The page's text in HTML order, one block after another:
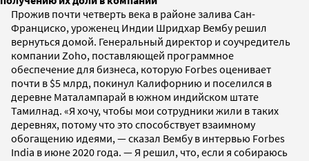
Прожив почти четверть века в районе залива Сан-
Франциско, уроженец Индии Шридхар Вембу решил
вернуться домой. Генеральный директор и соучредитель
компании Zoho, поставляющей программное
обеспечение для бизнеса, которую Forbes оценивает
почти в $5 млрд, покинул Калифорнию и поселился в
деревне Маталампарай в южном индийском штате
Тамилнад. «Я хочу, чтобы мои сотрудники жили в таких
деревнях, потому что это способствует взаимному
обогащению идеями, — сказал Вембу в интервью Forbes
India в июне 2020 года. — Я решил, что, если я собираюсь